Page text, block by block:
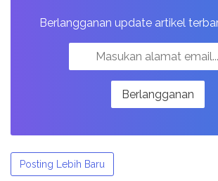
Berlangganan update artikel
Posting Lebih Baru